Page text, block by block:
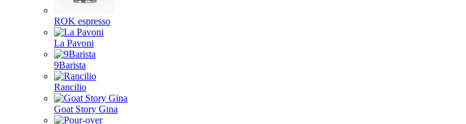
ROK espresso
La Pavoni
9Barista
Rancilio
Goat Story Gina